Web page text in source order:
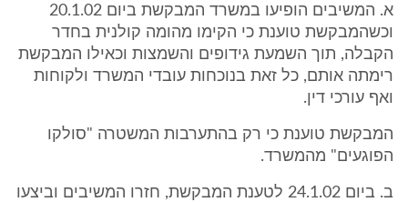
א. המשיבים הופיעו במשרד המבקשת ביום 20.1.02
וכשהמבקשת טוענת כי הקימו מהומה קולנית בחדר
הקבלה, תוך השמעת גידופים והשמצות וכאילו המבקשת
רימתה אותם, כל זאת בנוכחות עובדי המשרד ולקוחות
ואף עורכי דין.
המבקשת טוענת כי רק בהתערבות המשטרה "סולקו
הפוגעים" מהמשרד.
ב. ביום 24.1.02 לטענת המבקשת, חזרו המשיבים וביצעו